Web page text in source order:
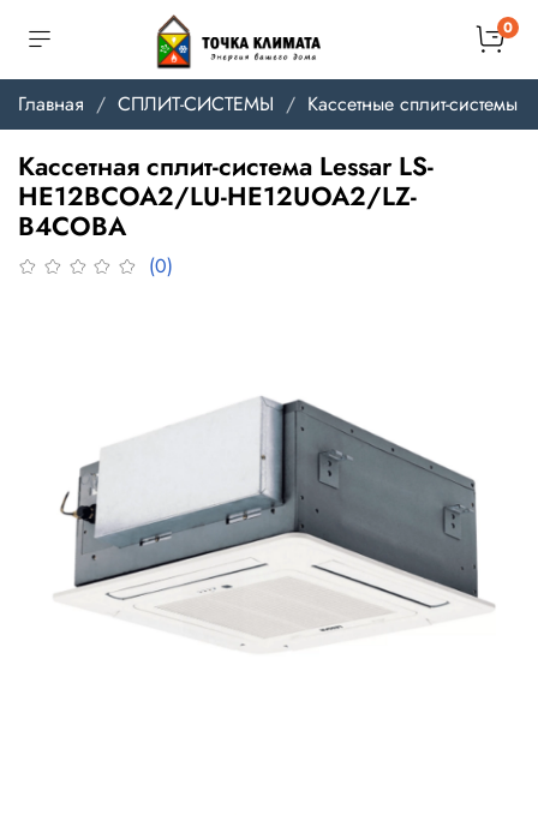
0
Главная СПЛИТ-СИСТЕМЫ Кассетные сплит-системы
Кассетная сплит-система Lessar LS-
HE12BCOA2/LU-HE12UOA2/LZ-
B4COBA
(0)